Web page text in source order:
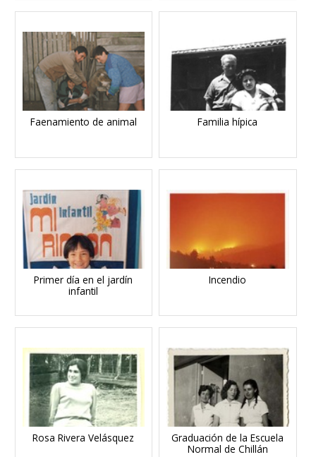
Faenamiento de animal Familia hípica
Primer día en el jardín
infantil
Incendio
Rosa Rivera Velásquez
Graduación de la Escuela
Normal de Chillán